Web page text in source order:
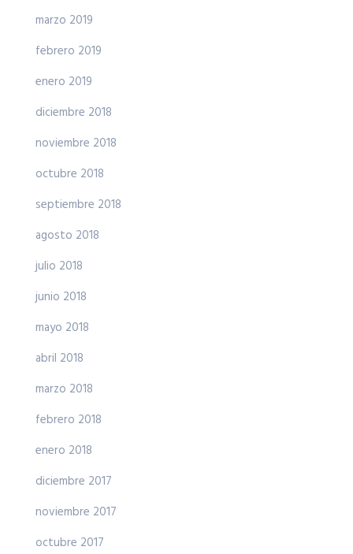
marzo 2019
febrero 2019
enero 2019
diciembre 2018
noviembre 2018
octubre 2018
septiembre 2018
agosto 2018
julio 2018
junio 2018
mayo 2018
abril 2018
marzo 2018
febrero 2018
enero 2018
diciembre 2017
noviembre 2017
octubre 2017